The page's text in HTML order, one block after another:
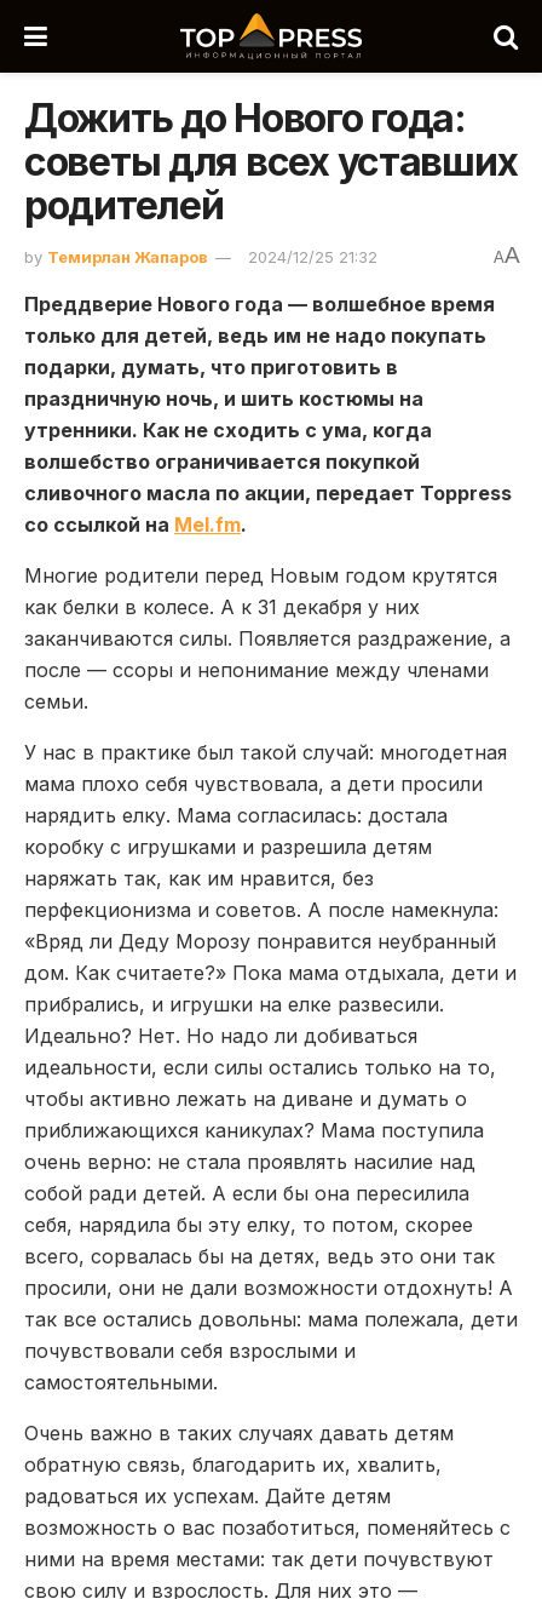
Дожить до Нового года:
советы для всех уставших
родителей
by Темирлан Жапаров 2024/12/25 21:32 AA
Преддверие Нового года — волшебное время
только для детей, ведь им не надо покупать
подарки, думать, что приготовить в
праздничную ночь, и шить костюмы на
утренники. Как не сходить с ума, когда
волшебство ограничивается покупкой
сливочного масла по акции, передает Toppress
со ссылкой на Мel.fm.
Многие родители перед Новым годом крутятся
как белки в колесе. А к 31 декабря у них
заканчиваются силы. Появляется раздражение, а
после — ссоры и непонимание между членами
семьи.
У нас в практике был такой случай: многодетная
мама плохо себя чувствовала, а дети просили
нарядить елку. Мама согласилась: достала
коробку с игрушками и разрешила детям
наряжать так, как им нравится, без
перфекционизма и советов. А после намекнула:
«Вряд ли Деду Морозу понравится неубранный
дом. Как считаете?» Пока мама отдыхала, дети и
прибрались, и игрушки на елке развесили.
Идеально? Нет. Но надо ли добиваться
идеальности, если силы остались только на то,
чтобы активно лежать на диване и думать о
приближающихся каникулах? Мама поступила
очень верно: не стала проявлять насилие над
собой ради детей. А если бы она пересилила
себя, нарядила бы эту елку, то потом, скорее
всего, сорвалась бы на детях, ведь это они так
просили, они не дали возможности отдохнуть! А
так все остались довольны: мама полежала, дети
почувствовали себя взрослыми и
самостоятельными.
Очень важно в таких случаях давать детям
обратную связь, благодарить их, хвалить,
радоваться их успехам. Дайте детям
возможность о вас позаботиться, поменяйтесь с
ними на время местами: так дети почувствуют
свою силу и взрослость. Для них это —